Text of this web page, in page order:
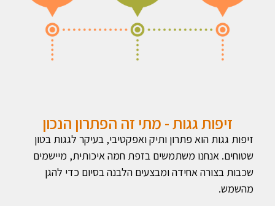
זיפות גגות - מתי זה הפתרון הנכון
זיפות גגות הוא פתרון ותיק ואפקטיבי, בעיקר לגגות בטון
שטוחים. אנחנו משתמשים בזפת חמה איכותית, מיישמים
שכבות בצורה אחידה ומבצעים הלבנה בסיום כדי להגן
מהשמש.